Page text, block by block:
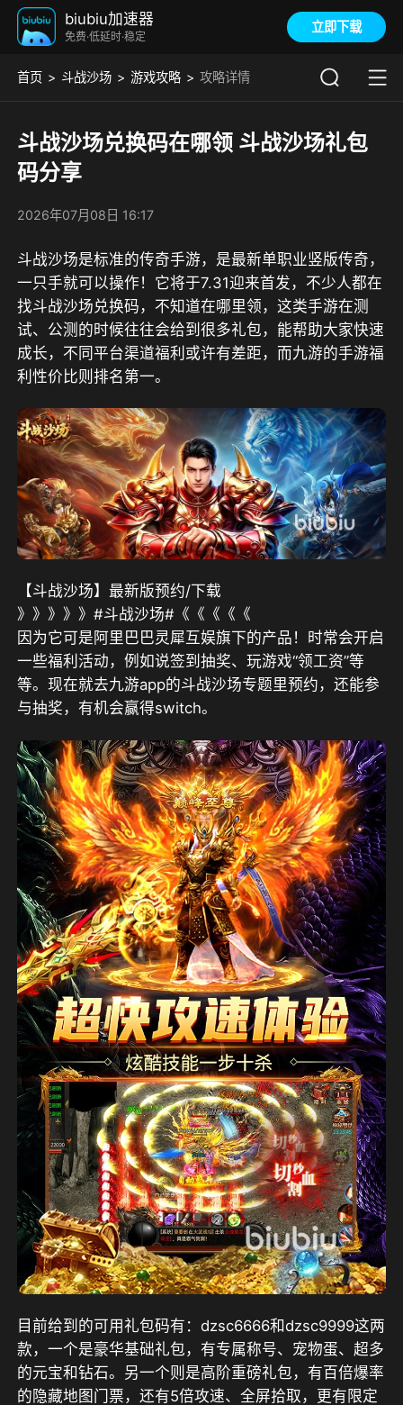
biubiu加速器
免费·低延时·稳定
立即下载
首页 斗战沙场 游戏攻略 攻略详情
斗战沙场兑换码在哪领 斗战沙场礼包
码分享
2026年07月08日 16:17
斗战沙场是标准的传奇手游，是最新单职业竖版传奇，
一只手就可以操作！它将于7.31迎来首发，不少人都在
找斗战沙场兑换码，不知道在哪里领，这类手游在测
试、公测的时候往往会给到很多礼包，能帮助大家快速
成长，不同平台渠道福利或许有差距，而九游的手游福
利性价比则排名第一。
【斗战沙场】最新版预约/下载
》》》》》#斗战沙场#《《《《《
因为它可是阿里巴巴灵犀互娱旗下的产品！时常会开启
一些福利活动，例如说签到抽奖、玩游戏“领工资”等
等。现在就去九游app的斗战沙场专题里预约，还能参
与抽奖，有机会赢得switch。
目前给到的可用礼包码有：dzsc6666和dzsc9999这两
款，一个是豪华基础礼包，有专属称号、宠物蛋、超多
的元宝和钻石。另一个则是高阶重磅礼包，有百倍爆率
的隐藏地图门票，还有5倍攻速、全屏拾取，更有限定